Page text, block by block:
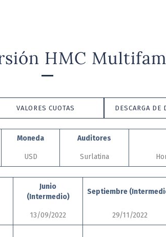
HMC
VALORES CUOTAS DESCARGA DE
Moneda Auditores
USD Surlatina
Junio
(Intermedio)
Septiembre
13/09/2022 29/11/2022